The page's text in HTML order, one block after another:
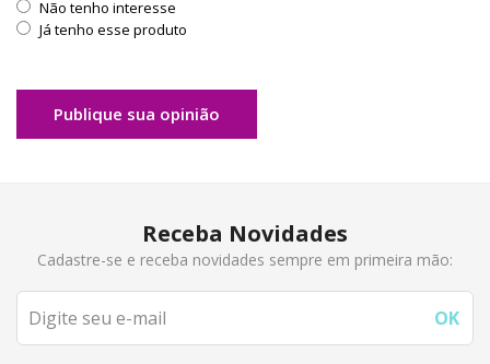
Não tenho interesse
Já tenho esse produto
Publique sua opinião
Receba Novidades
Cadastre-se e receba novidades sempre em primeira mão: